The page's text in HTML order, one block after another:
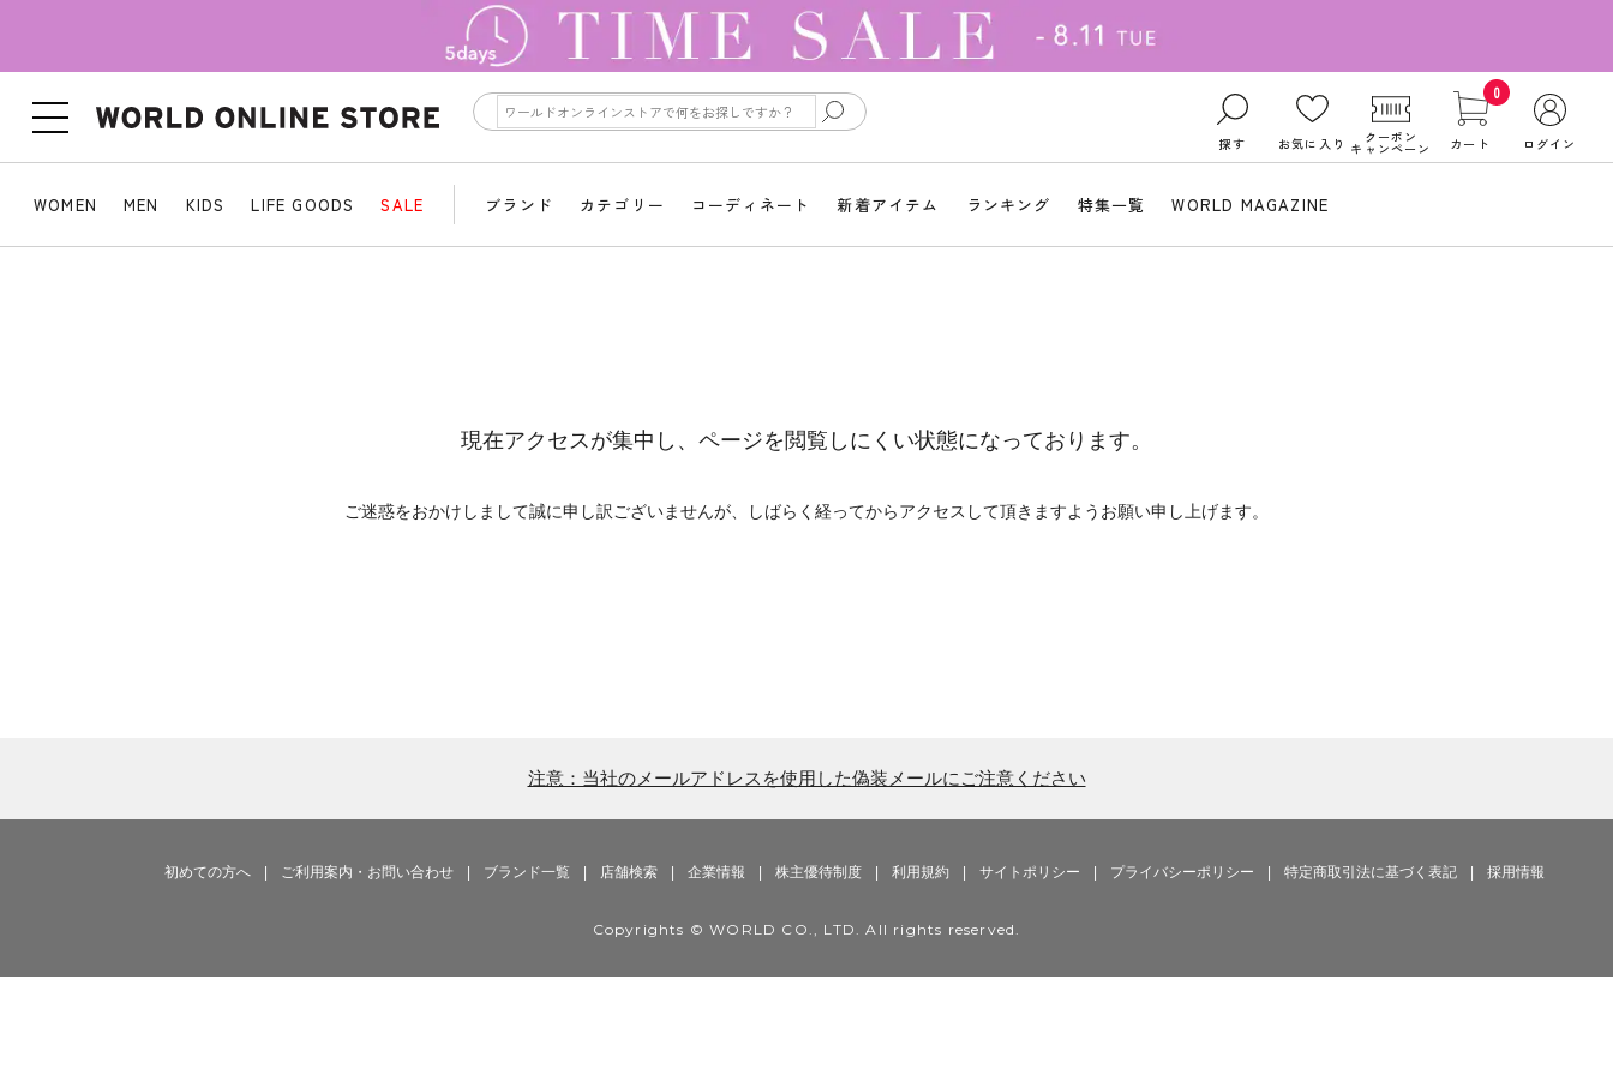
探す お気に入り クーポン
キャンペーン
0
カート ログイン
WOMEN MEN KIDS LIFE GOODS SALE ブランド カテゴリー コーディネート 新着アイテム ランキング 特集一覧 WORLD MAGAZINE
現在アクセスが集中し、ページを閲覧しにくい状態になっております。
ご迷惑をおかけしまして誠に申し訳ございませんが、しばらく経ってからアクセスして頂きますようお願い申し上げます。
注意：当社のメールアドレスを使用した偽装メールにご注意ください
初めての方へ ご利用案内・お問い合わせ ブランド一覧 店舗検索 企業情報 株主優待制度 利用規約 サイトポリシー プライバシーポリシー 特定商取引法に基づく表記 採用情報
Copyrights © WORLD CO., LTD. All rights reserved.